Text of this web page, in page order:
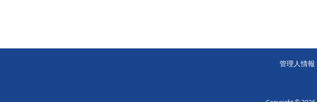
管理人情報